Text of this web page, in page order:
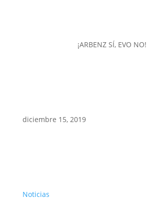
¡ARBENZ SÍ, EVO NO!
diciembre 15, 2019
Noticias